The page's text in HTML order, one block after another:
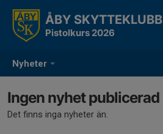
Nyheter
ÅBY SKYTTEKLUBB
Pistolkurs 2026
Ingen nyhet publicerad
Det finns inga nyheter än.